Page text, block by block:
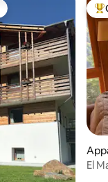
El Mas dei Baiti ... dans la